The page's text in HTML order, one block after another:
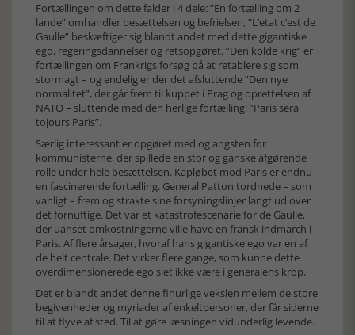
Fortællingen om dette falder i 4 dele: ”En fortælling om 2
lande” omhandler besættelsen og befrielsen, ”L’etat c’est de
Gaulle” beskæftiger sig blandt andet med dette gigantiske
ego, regeringsdannelser og retsopgøret. ”Den kolde krig” er
fortællingen om Frankrigs forsøg på at retablere sig som
stormagt – og endelig er der det afsluttende ”Den nye
normalitet”, der går frem til kuppet i Prag og oprettelsen af
NATO – sluttende med den herlige fortælling: ”Paris sera
tojours Paris”.
Særlig interessant er opgøret med og angsten for
kommunisterne, der spillede en stor og ganske afgørende
rolle under hele besættelsen. Kapløbet mod Paris er endnu
en fascinerende fortælling. General Patton tordnede – som
vanligt – frem og strakte sine forsyningslinjer langt ud over
det fornuftige. Det var et katastrofescenarie for de Gaulle,
der uanset omkostningerne ville have en fransk indmarch i
Paris. Af flere årsager, hvoraf hans gigantiske ego var en af
de helt centrale. Det virker flere gange, som kunne dette
overdimensionerede ego slet ikke være i generalens krop.
Det er blandt andet denne finurlige vekslen mellem de store
begivenheder og myriader af enkeltpersoner, der får siderne
til at flyve af sted. Til at gøre læsningen vidunderlig levende.